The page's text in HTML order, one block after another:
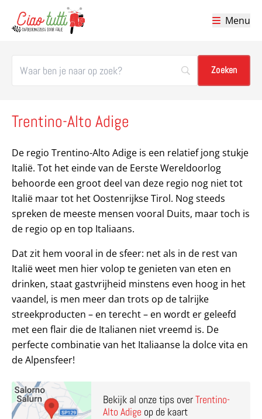
Menu
Trentino-Alto Adige
De regio Trentino-Alto Adige is een relatief jong stukje
Italië. Tot het einde van de Eerste Wereldoorlog
behoorde een groot deel van deze regio nog niet tot
Italië maar tot het Oostenrijkse Tirol. Nog steeds
spreken de meeste mensen vooral Duits, maar toch is
de regio op en top Italiaans.
Dat zit hem vooral in de sfeer: net als in de rest van
Italië weet men hier volop te genieten van eten en
drinken, staat gastvrijheid minstens even hoog in het
vaandel, is men meer dan trots op de talrijke
streekproducten – en terecht – en wordt er geleefd
met een flair die de Italianen niet vreemd is. De
perfecte combinatie van het Italiaanse la dolce vita en
de Alpensfeer!
Bekijk al onze tips overTrentino-
Alto Adige op de kaart